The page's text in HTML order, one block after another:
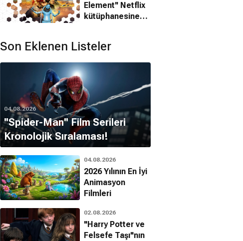
Element'' Netflix
kütüphanesine
Son Eklenen Listeler
04.08.2026
''Spider-Man'' Film Serileri
Kronolojik Sıralaması!
04.08.2026
2026 Yılının En İyi
Animasyon
Filmleri
02.08.2026
"Harry Potter ve
Felsefe Taşı"nın